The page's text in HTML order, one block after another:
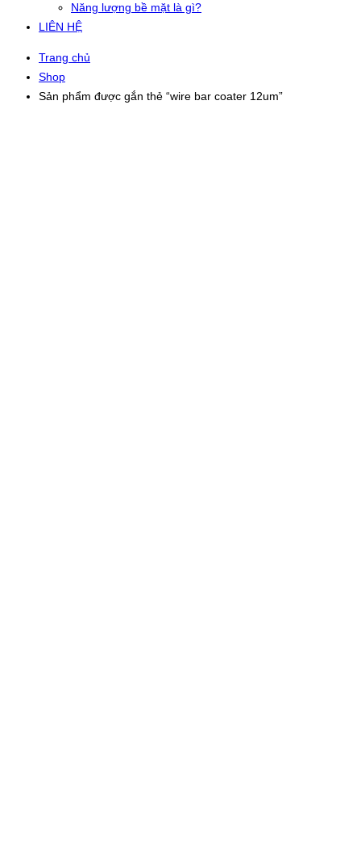
Năng lượng bề mặt là gì?
LIÊN HỆ
Trang chủ
Shop
Sản phẩm được gắn thẻ “wire bar coater 12um”